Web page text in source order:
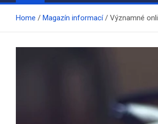
Home Magazín informací Významné